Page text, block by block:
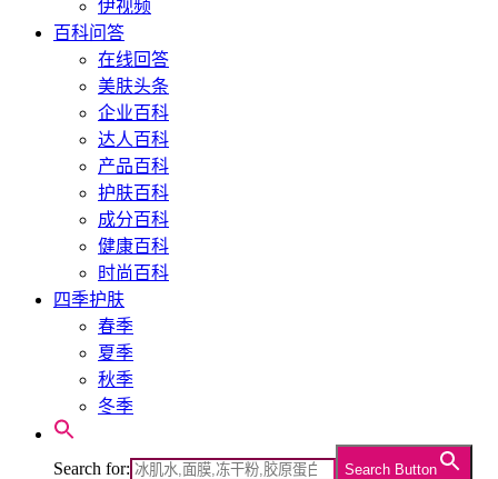
伊视频
百科问答
在线回答
美肤头条
企业百科
达人百科
产品百科
护肤百科
成分百科
健康百科
时尚百科
四季护肤
春季
夏季
秋季
冬季
Search for: Search Button